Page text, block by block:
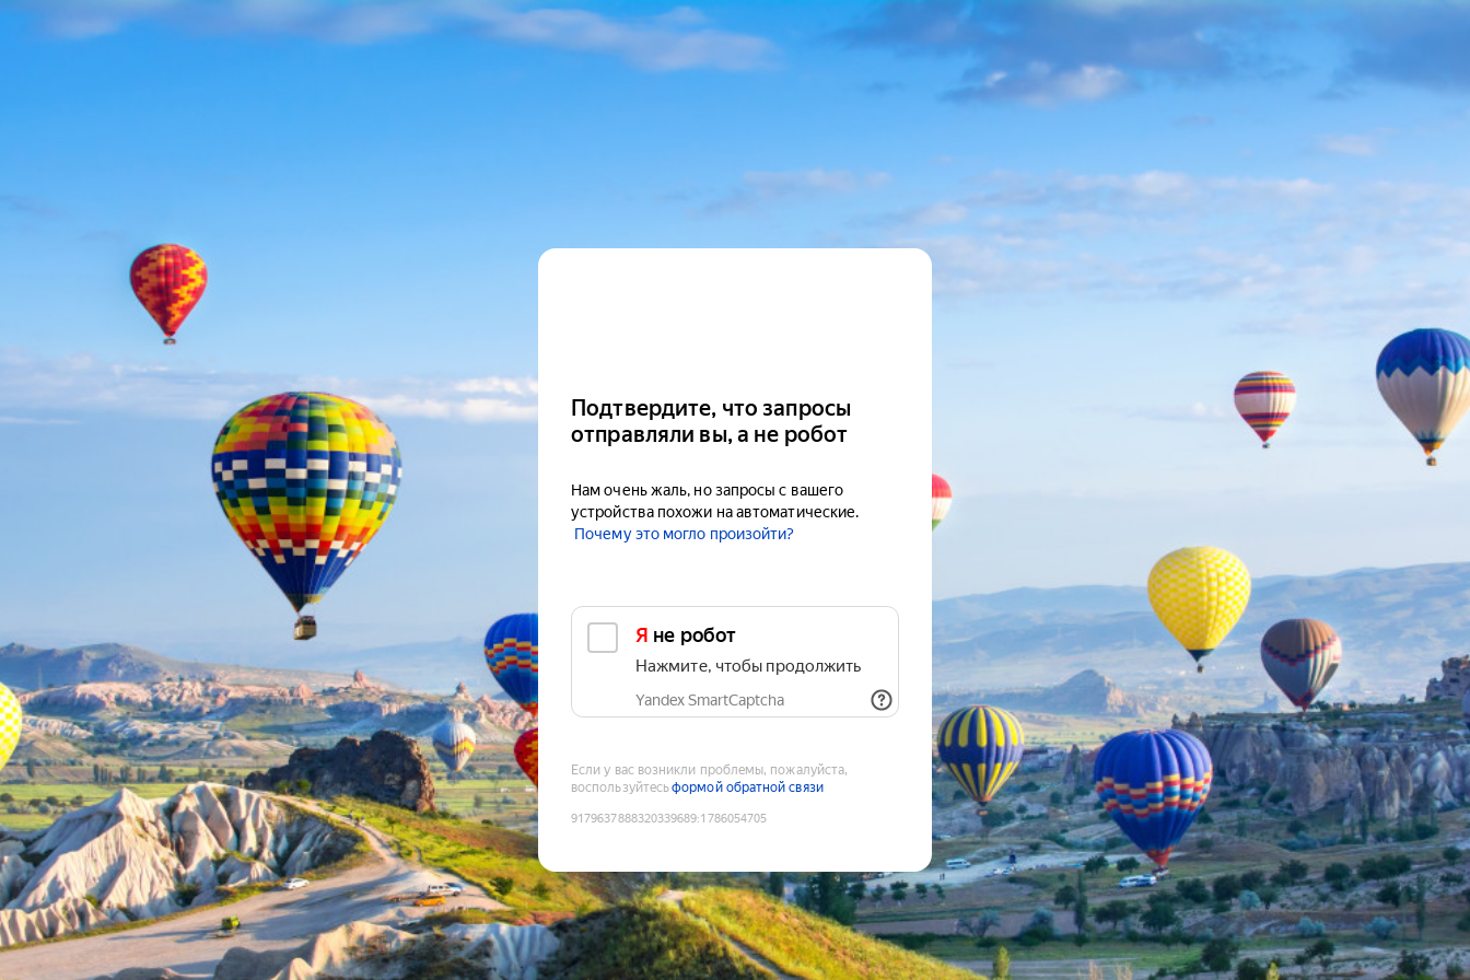
Подтвердите, что запросы
отправляли вы, а не робот
Нам очень жаль, но запросы с вашего
устройства похожи на автоматические.
Почему это могло произойти?
Я не робот
Нажмите, чтобы продолжить
Yandex SmartCaptcha
Если у вас возникли проблемы, пожалуйста,
воспользуйтесьформой обратной связи
9179637888320339689:1786054705